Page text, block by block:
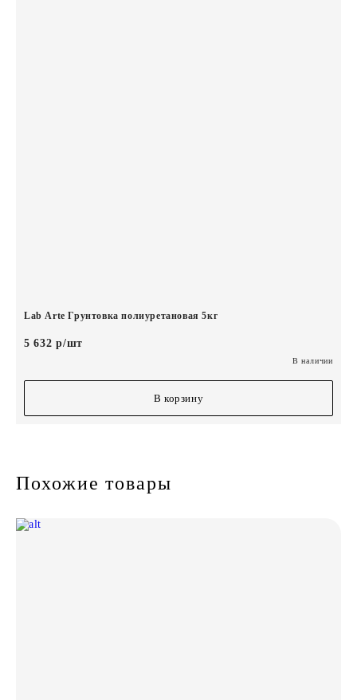
Lab Arte Грунтовка полиуретановая 5кг
5 632 р/шт
В наличии
В корзину
Похожие товары